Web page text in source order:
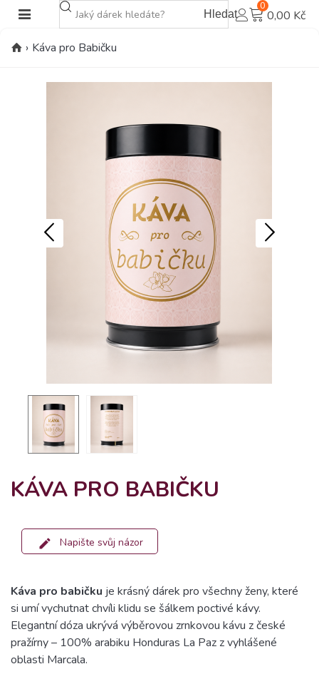
Hledat
0
0,00 Kč
› Káva pro Babičku
KÁVA PRO BABIČKU
Napište svůj názor
Káva pro babičku je krásný dárek pro všechny ženy, které
si umí vychutnat chvíli klidu se šálkem poctivé kávy.
Elegantní dóza ukrývá výběrovou zrnkovou kávu z české
pražírny – 100% arabiku Honduras La Paz z vyhlášené
oblasti Marcala.